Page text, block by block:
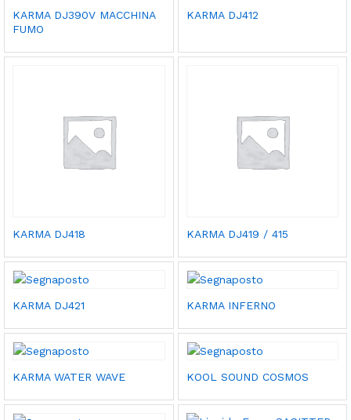
KARMA DJ390V MACCHINA
FUMO
KARMA DJ412
KARMA DJ418 KARMA DJ419 / 415
KARMA DJ421 KARMA INFERNO
KARMA WATER WAVE KOOL SOUND COSMOS